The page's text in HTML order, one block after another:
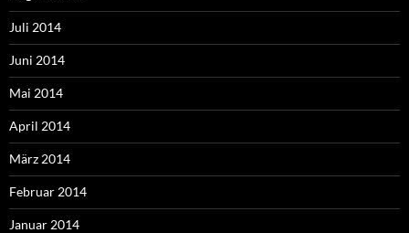
Juli 2014
Juni 2014
Mai 2014
April 2014
März 2014
Februar 2014
Januar 2014